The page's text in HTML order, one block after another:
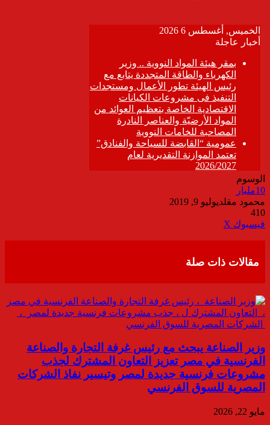
الوسوم
10مليار
محمود مقلديوليو 9, 2019
410
فيسبوك ‫X
مقالات ذات صلة
وزير الصناعة يبحث مع رئيس غرفة التجارة والصناعة
الفرنسية في مصر تعزيز التعاون المشترك لجذب
مشروعات فرنسية جديدة لمصر وتيسير نفاذ الشركات
المصرية للسوق الفرنسي
مايو 22, 2026